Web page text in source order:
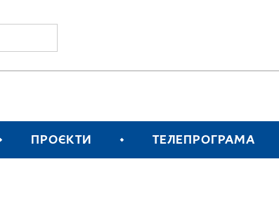
ПРОЄКТИ ТЕЛЕПРОГРАМА